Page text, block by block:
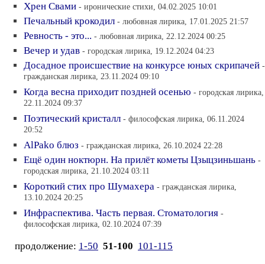
Хрен Свами - иронические стихи, 04.02.2025 10:01
Печальный крокодил - любовная лирика, 17.01.2025 21:57
Ревность - это... - любовная лирика, 22.12.2024 00:25
Вечер и удав - городская лирика, 19.12.2024 04:23
Досадное происшествие на конкурсе юных скрипачей -
гражданская лирика, 23.11.2024 09:10
Когда весна приходит поздней осенью - городская лирика,
22.11.2024 09:37
Поэтический кристалл - философская лирика, 06.11.2024
20:52
AlPako блюз - гражданская лирика, 26.10.2024 22:28
Ещё один ноктюрн. На прилёт кометы Цзыцзиньшань -
городская лирика, 21.10.2024 03:11
Короткий стих про Шумахера - гражданская лирика,
13.10.2024 20:25
Инфраспектива. Часть первая. Стоматология -
философская лирика, 02.10.2024 07:39
продолжение: 1-50 51-100 101-115